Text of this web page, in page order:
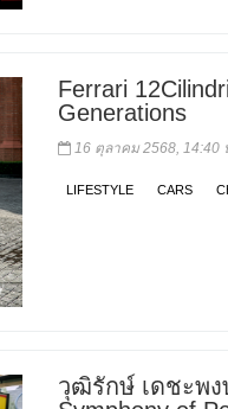
Ferrari
Generations
16 ตุลาคม 2568, 14:40
LIFESTYLE CARS
วุฒิรักษ์ เดชะพง